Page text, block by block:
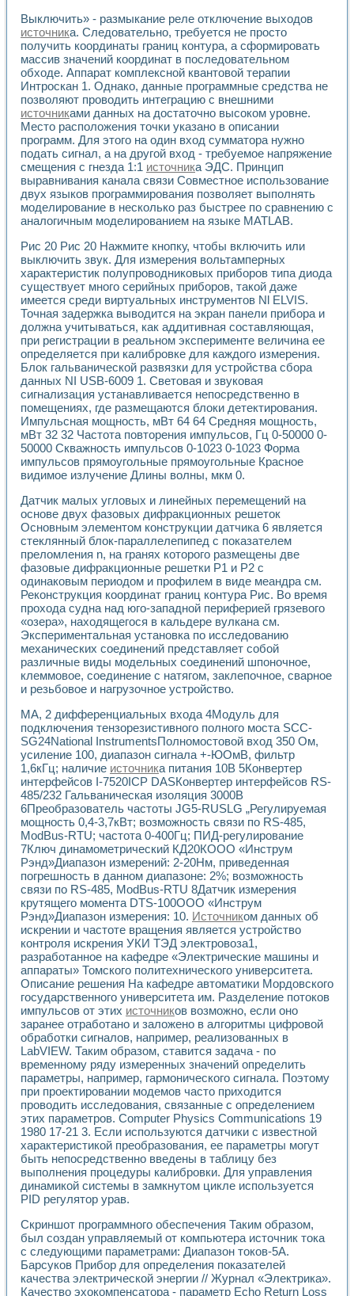
Применение средств NATIONAL INSTRUMENTS для
Разработка автоматизированного стенда для
Автоматизированный стенд рентгеновской диагностики
Высокочувствительные оптоэлектронные
Установка для измерения диэлектрических свойств
Исследование кинетики зарождения и развития
Лабораторный электрический импедансный томограф на
Микрозондовая система для характеризации
Метод траекторий в исследовании
Промышленная автоматизация
Автоматизация технологических процессов получения
Исследование электромагнитных переходных процессов
Применение LabVIEW при разработке обучающих
Система блокировок, сигнализации и защиты ускорителя
Система сбора данных и управления процессом
Управление температурой газовой среды специальной
Разработка программного обеспечения с
Использование технологий NATIONAL INSTRUMENTS
Оборудование для промышленной термотрансферной
Автоматизация реометрических исследований на базе
Применение измерителя иммитанса для исследова¬ния
Исследование электромагнитных переходных процессов
Стенд для исследования электрических переходных
Автоматизация контроля сварных швов на базе
Измерительный контроль с применением
Моделирование надежности и эффективности систем
Лабораторные практикумы и учебные стенды
Автоматизация лабораторного стенда по измерению
Автоматизированные лабораторные комплексы для
Использование виртуальных приборов в процесе
Использование программ ELECTRONICS WORKBENCH-
Лабораторный практикум по дисциплине «Цифровые
Лабораторный практикум по ИНС на основе LabVIEW
Лабораторный практикум по основам теории коммутации
Опыт использования NI LabVIEW для создания
Применение LabVIEW для исследования течения в
Создание виртуальной работы «Изучение магнитных
Обратный маятник
Устройство для изучения основ интерфейсов обмена по
Лабораторный практикум: изучение адиабатического
Стенд для исследования электрических переходных
Система статистической обработки результатов
Модельно-измерительный комплекс. Назначение. Состав.
Использование технологий NATIONAL INSTRUMENTS
Учебный практикум "Спектральный и корреляционный
Учебный стенд для исследования принципа действия
Оборудование и программное обеспечение учебных
Виртуальный лабораторный практикум для изучения
Управление роботом ТУР-10 средствами LabVIEW
Аппаратно-программный комплекс для исследования
Автоматизированный дистанционный лабораторный
Исследование возможности реставрации одномерных
Использование технологий NATIONAL INSTRUMENTS в
Разработка модификаций алгоритма полигармонической
Учебный стенд для исследования принципа действия
Виртуальная система поддержки принимаемых решений в
Преемственность дисциплин «Моделирование систем» и
Универсальный стенд для исследования электрических
Лабораторные практикумы по информационно-
Виртуальный измеритель частотных характеристик на
Лабораторный практикум по основам теории Коммутации
Разработка виртуальной лабораторной работы
Виртуальные практикумы по электротехнике в среде
Из опыта внедрения в рамках национального проекта
Исследование эффективности решателей
Опыт разработки LabVIEW лабораторных практикумов
Проблемы повышения качества образования и
Развитие LabVIEW лабораторного практикума по
Разработка виртуальной лаборатории по электротехнике
Усовершенствованные алгоритмы частотного анализа
Об опыте работы учебного центра «Технологии
Технологии NI в магистерской программе «Прикладная
Система диагностики двигателей постоянного тока
Автоматизированный стенд формирования
Лабораторный практикум по курсу ИИС на базе
Академические и отраслевые институты
Учебные заведения
Бизнес
Контакты
Выключить» - размыкание реле отключение выходов
источника. Следовательно, требуется не просто
получить координаты границ контура, а сформировать
массив значений координат в последовательном
обходе. Аппарат комплексной квантовой терапии
Интроскан 1. Однако, данные программные средства не
позволяют проводить интеграцию с внешними
источниками данных на достаточно высоком уровне.
Место расположения точки указано в описании
программ. Для этого на один вход сумматора нужно
подать сигнал, а на другой вход - требуемое напряжение
смещения с гнезда 1:1 источника ЭДС. Принцип
выравнивания канала связи Совместное использование
двух языков программирования позволяет выполнять
моделирование в несколько раз быстрее по сравнению с
аналогичным моделированием на языке MATLAB.
Рис 20 Рис 20 Нажмите кнопку, чтобы включить или
выключить звук. Для измерения вольтамперных
характеристик полупроводниковых приборов типа диода
существует много серийных приборов, такой даже
имеется среди виртуальных инструментов Nl ELVIS.
Точная задержка выводится на экран панели прибора и
должна учитываться, как аддитивная составляющая,
при регистрации в реальном эксперименте величина ее
определяется при калибровке для каждого измерения.
Блок гальванической развязки для устройства сбора
данных NI USB-6009 1. Световая и звуковая
сигнализация устанавливается непосредственно в
помещениях, где размещаются блоки детектирования.
Импульсная мощность, мВт 64 64 Средняя мощность,
мВт 32 32 Частота повторения импульсов, Гц 0-50000 0-
50000 Скважность импульсов 0-1023 0-1023 Форма
импульсов прямоугольные прямоугольные Красное
видимое излучение Длины волны, мкм 0.
Датчик малых угловых и линейных перемещений на
основе двух фазовых дифракционных решеток
Основным элементом конструкции датчика 6 является
стеклянный блок-параллелепипед с показателем
преломления n, на гранях которого размещены две
фазовые дифракционные решетки Р1 и Р2 с
одинаковым периодом и профилем в виде меандра см.
Реконструкция координат границ контура Рис. Во время
прохода судна над юго-западной периферией грязевого
«озера», находящегося в кальдере вулкана см.
Экспериментальная установка по исследованию
механических соединений представляет собой
различные виды модельных соединений шпоночное,
клеммовое, соединение с натягом, заклепочное, сварное
и резьбовое и нагрузочное устройство.
МА, 2 дифференциальных входа 4Модуль для
подключения тензорезистивного полного моста SCC-
SG24National InstrumentsПолномостовой вход 350 Ом,
усиление 100, диапазон сигнала +-ЮОмВ, фильтр
1,6кГц; наличие источника питания 10В 5Конвертер
интерфейсов I-7520ICP DASКонвертер интерфейсов RS-
485/232 Гальваническая изоляция 3000В
6Преобразователь частоты JG5-RUSLG „Регулируемая
мощность 0,4-3,7кВт; возможность связи по RS-485,
ModBus-RTU; частота 0-400Гц; ПИД-регулирование
7Ключ динамометрический КД20КOOO «Инструм
Рэнд»Диапазон измерений: 2-20Нм, приведенная
погрешность в данном диапазоне: 2%; возможность
связи по RS-485, ModBus-RTU 8Датчик измерения
крутящего момента DTS-100OOO «Инструм
Рэнд»Диапазон измерения: 10. Источником данных об
искрении и частоте вращения является устройство
контроля искрения УКИ ТЭД электровоза1,
разработанное на кафедре «Электрические машины и
аппараты» Томского политехнического университета.
Описание решения На кафедре автоматики Мордовского
государственного университета им. Разделение потоков
импульсов от этих источников возможно, если оно
заранее отработано и заложено в алгоритмы цифровой
обработки сигналов, например, реализованных в
LabVIEW. Таким образом, ставится задача - по
временному ряду измеренных значений определить
параметры, например, гармонического сигнала. Поэтому
при проектировании модемов часто приходится
проводить исследования, связанные с определением
этих параметров. Computer Physics Communications 19
1980 17-21 3. Если используются датчики с известной
характеристикой преобразования, ее параметры могут
быть непосредственно введены в таблицу без
выполнения процедуры калибровки. Для управления
динамикой системы в замкнутом цикле используется
PID регулятор урав.
Скриншот программного обеспечения Таким образом,
был создан управляемый от компьютера источник тока
с следующими параметрами: Диапазон токов-5А.
Барсуков Прибор для определения показателей
качества электрической энергии // Журнал «Электрика».
Качество эхокомпенсатора - параметр Echo Return Loss